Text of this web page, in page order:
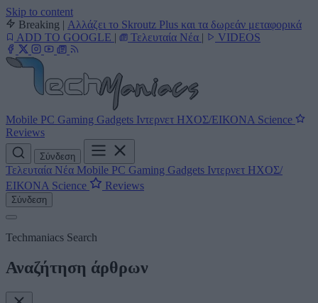
Skip to content
Breaking | Αλλάζει το Skroutz Plus και τα δωρεάν μεταφορικά
ADD TO GOOGLE | Τελευταία Νέα | VIDEOS
Mobile PC Gaming Gadgets Ιντερνετ ΗΧΟΣ/ΕΙΚΟΝΑ Science
Reviews
Σύνδεση
Τελευταία Νέα Mobile PC Gaming Gadgets Ιντερνετ ΗΧΟΣ/
ΕΙΚΟΝΑ Science Reviews
Σύνδεση
Techmaniacs Search
Αναζήτηση άρθρων